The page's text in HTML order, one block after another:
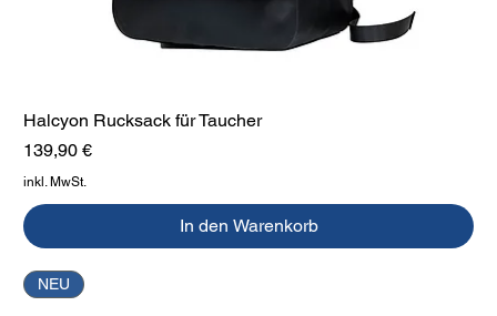
Halcyon Rucksack für Taucher
Preis
139,90 €
inkl. MwSt.
In den Warenkorb
NEU